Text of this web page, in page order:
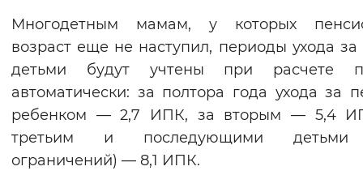
Многодетным мамам, у которых
возраст еще не наступил, периоды ухода
детьми будут учтены при расчете
автоматически: за полтора года ухода за
ребенком — 2,7 ИПК, за вторым — 5,4
третьим и последующими детьми
ограничений) — 8,1 ИПК.